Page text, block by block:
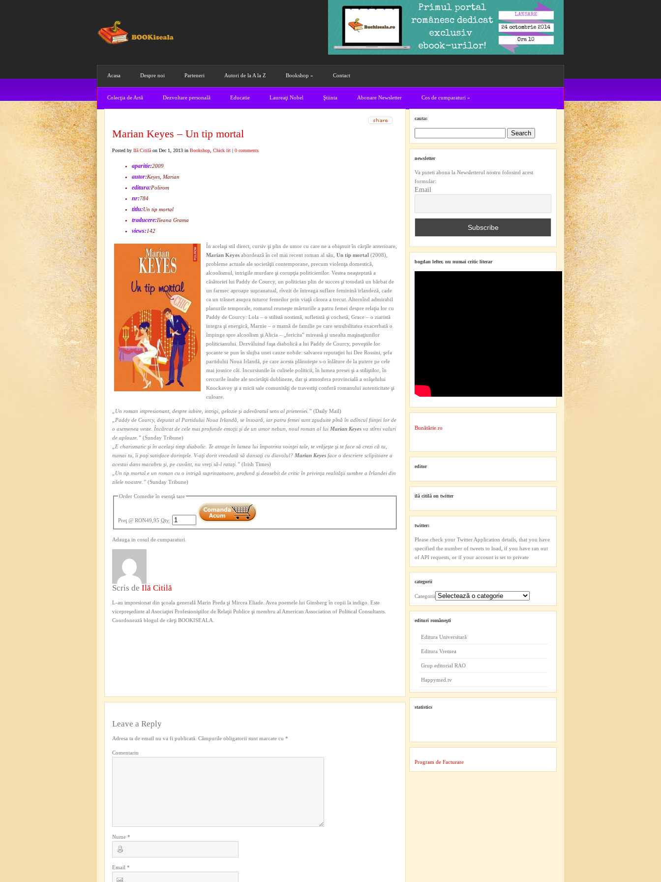
Acasa Despre noi Parteneri Autori de la A la Z Bookshop » Contact
Colecţia de Artă Dezvoltare personală Educatie Laureaţi Nobel Ştiinta Abonare Newsletter Cos de cumparaturi »
Marian Keyes – Un tip mortal
Posted by Ilă Citilă on Dec 1, 2013 in Bookshop Chick lit | 0 comments
aparitie:2009
autor:Keyes, Marian
editura:Polirom
nr:784
titlu:Un tip mortal
traducere:Ileana Grama
views:142
În acelaşi stil direct, cursiv şi plin de umor cu care ne a obişnuit în cărţile anterioare,
Marian Keyes abordează în cel mai recent roman al său, Un tip mortal (2008),
probleme actuale ale societăţii contemporane, precum violenţa domestică,
alcoolismul, intrigile murdare şi corupţia politicienilor. Vestea neaşteptată a
căsătoriei lui Paddy de Courcy, un politician plin de succes şi totodată un bărbat de
un farmec aproape supranatual, rîvnit de întreaga suflare feminină irlandeză, cade
ca un trăsnet asupra tuturor femeilor prin viaţă cărora a trecut. Alternînd admirabil
planurile temporale, romanul reuneşte mărturiile a patru femei despre relaţia lor cu
Paddy de Courcy: Lola – o stilistă nostimă, sufletistă şi cochetă, Grace – o ziaristă
integra şi energică, Marnie – o mamă de familie pe care sensibilitatea exacerbată o
împinge spre alcoolism şi Alicia – „fericita” mireasă şi unealta maşinaţiunilor
politicianului. Dezvăluind faşa diabolică a lui Paddy de Courcy, poveştile lor
şocante se pun în slujba unei cauze nobile: salvarea reputaţiei lui Dee Rossini, şefa
partidului Noua Irlandă, pe care acesta plănuieşte s-o înlăture de la putere pe cele
mai josnice căi. Incursiunile în culisele politicii, în lumea presei şi a stiliştilor, în
cercurile înalte ale societăţii dublineze, dar şi atmosfera provincială a orăşelului
Knockavoy şi a micii sale comunităţi de travestiţi conferă romanului autenticitate şi
culoare.
„Un roman impresionant, despre iubire, intrigi, gelozie şi adevăratul sens al prieteniei.” (Daily Mail)
„Paddy de Courcy, deputat al Partidului Noua Irlandă, se însoară, iar patru femei sunt zguduite pînă în adîncul fiinţei lor de
o asemenea veste. Încărcat de cele mai profunde emoţii şi de un umor nebun, noul roman al lui Marian Keyes va stîrni valuri
de aplauze.” (Sunday Tribune)
„E charismatic şi în acelaşi timp diabolic. Te atrage în lumea lui împotriva voinţei tale, te vrăjeşte şi te face să crezi că tu,
numai tu, îi poţi satisface dorinţele. V-aţi dorit vreodată să dansaţi cu diavolul? Marian Keyes face o descriere sclipitoare a
acestui dans macabru şi, pe cuvânt, nu vreţi să-l rataţi.” (Irish Times)
„Un tip mortal e un roman cu o intrigă suprinzatoare, profund şi deosebit de critic în privinţa realităţii sumbre a Irlandei din
zilele noastre.” (Sunday Tribune)
Order Comedie în esenţă tare
Preţ @ RON49,95 Qty:
Adauga in cosul de cumparaturi.
Scris de Ilă Citilă
L-au impresionat din şcoala generală Marin Preda şi Mircea Eliade. Avea poemele lui Ginsberg în copii la indigo. Este
vicepreşedinte al Asociaţiei Profesioniştilor de Relaţii Publice şi membru al American Association of Political Consultants.
Coordonează blogul de cărţi BOOKISEALA.
Leave a Reply
Adresa ta de email nu va fi publicată. Câmpurile obligatorii sunt marcate cu *
Comentariu
Nume *
Email *
cauta:
newsletter
Va puteti abona la Newsletterul nostru folosind acest
formular:
Email
bogdan lefter, nu numai critic literar
Bunătărie.ro
editor
ilă citilă on twitter
twitter:
Please check your Twitter Application details, that you have
specified the number of tweets to load, if you have ran out
of API requests, or if your account is set to private
categorii
Categorii
edituri româneşti
Editura Universitară
Editura Vremea
Grup editorial RAO
Happymed.tv
statistics
Program de Facturare